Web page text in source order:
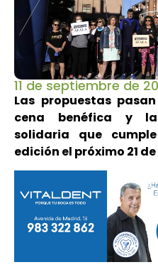
11 de septiembre de
Las propuestas
cena benéfica y
solidaria que
edición el próximo 21